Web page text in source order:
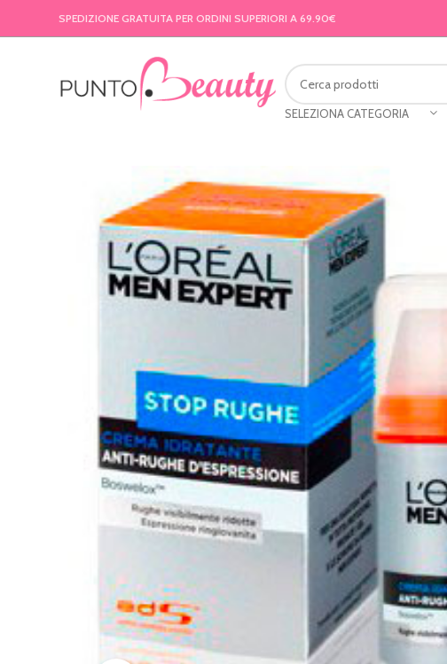
SPEDIZIONE GRATUITA PER ORDINI SUPERIORI A 69.90€
SELEZIONA CATEGORIA